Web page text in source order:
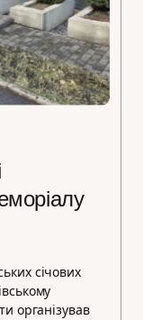
січових
організував